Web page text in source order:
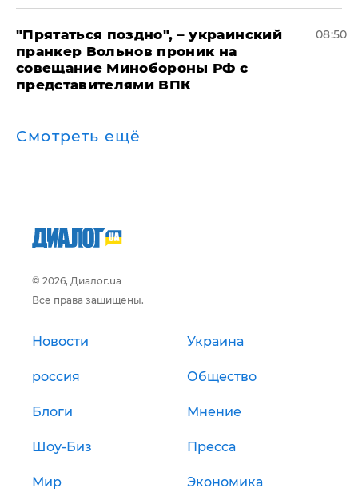
"Прятаться поздно", – украинский
пранкер Вольнов проник на
совещание Минобороны РФ с
представителями ВПК
08:50
Смотреть ещё
© 2026, Диалог.ua
Все права защищены.
Новости Украина
россия Общество
Блоги Мнение
Шоу-Биз Пресса
Мир Экономика